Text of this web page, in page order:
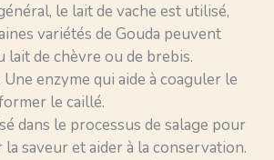
le lait de vache est utilisé,
variétés de Gouda peuvent
lait de chèvre ou de brebis.
: Une enzyme qui aide à coaguler le
le caillé.
dans le processus de salage pour
saveur et aider à la conservation.